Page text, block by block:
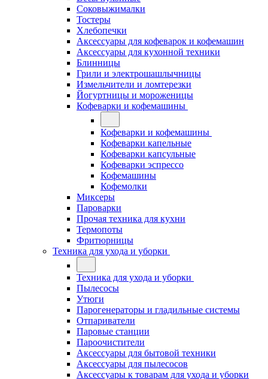
Соковыжималки
Тостеры
Хлебопечки
Аксессуары для кофеварок и кофемашин
Аксессуары для кухонной техники
Блинницы
Грили и электрошашлычницы
Измельчители и ломтерезки
Йогуртницы и мороженицы
Кофеварки и кофемашины
Кофеварки и кофемашины
Кофеварки капельные
Кофеварки капсульные
Кофеварки эспрессо
Кофемашины
Кофемолки
Миксеры
Пароварки
Прочая техника для кухни
Термопоты
Фритюрницы
Техника для ухода и уборки
Техника для ухода и уборки
Пылесосы
Утюги
Парогенераторы и гладильные системы
Отпариватели
Паровые станции
Пароочистители
Аксессуары для бытовой техники
Аксессуары для пылесосов
Аксессуары к товарам для ухода и уборки